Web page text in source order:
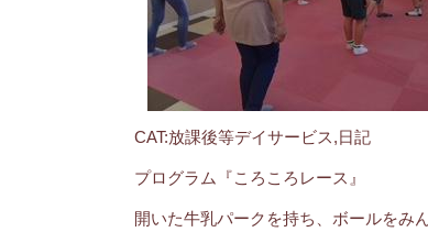
CAT:放課後等デイサービス,日記
プログラム『ころころレース』
開いた牛乳パークを持ち、ボールをみ